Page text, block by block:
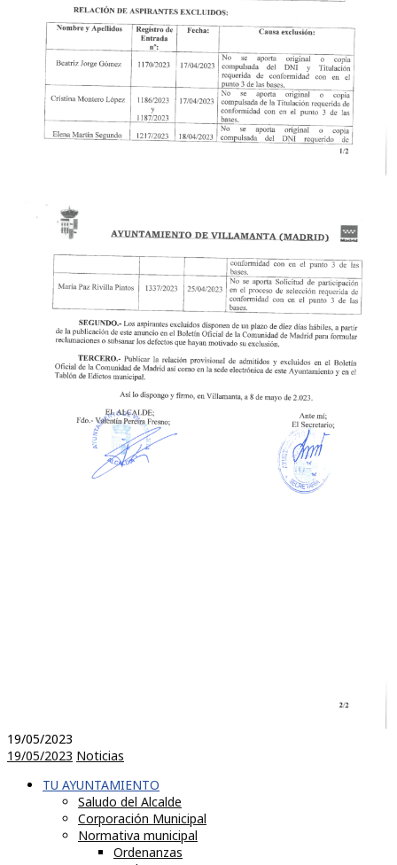
19/05/2023
19/05/2023 Noticias
TU AYUNTAMIENTO
Saludo del Alcalde
Corporación Municipal
Normativa municipal
Ordenanzas